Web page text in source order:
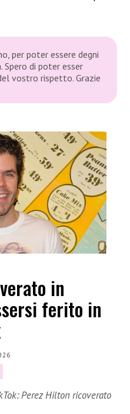
per poter essere degni
Spero di poter esser
vostro rispetto. Grazie
in
ferito in
Perez Hilton ricoverato